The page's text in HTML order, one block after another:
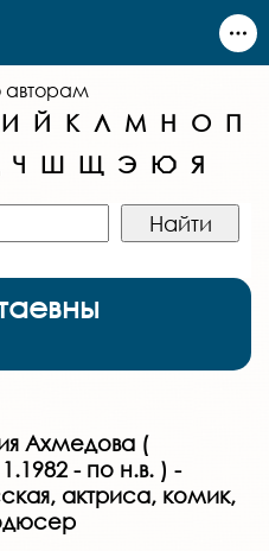
авторам
И Й К Л М Н О П
Ч Ш Щ Э Ю Я
Ахмедова (
- по н.в. ) -
актриса, комик,